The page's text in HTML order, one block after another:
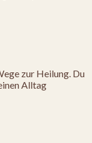
zur Heilung. Du
Alltag